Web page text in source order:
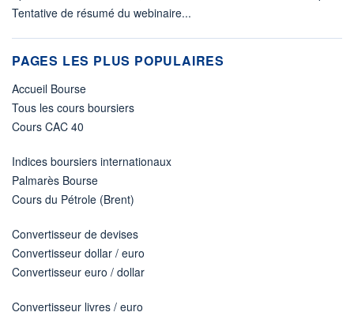
Tentative de résumé du webinaire...
PAGES LES PLUS POPULAIRES
Accueil Bourse
Tous les cours boursiers
Cours CAC 40
Indices boursiers internationaux
Palmarès Bourse
Cours du Pétrole (Brent)
Convertisseur de devises
Convertisseur dollar / euro
Convertisseur euro / dollar
Convertisseur livres / euro